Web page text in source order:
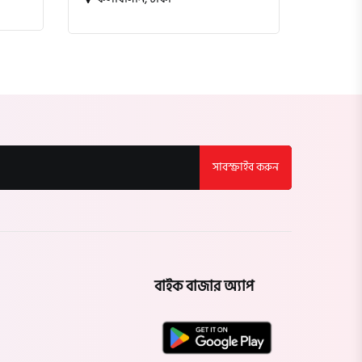
সাবস্ক্রাইব করুন
বাইক বাজার অ্যাপ